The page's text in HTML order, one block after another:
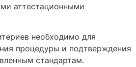
аттестационными
необходимо для
процедуры и подтверждения
стандартам.